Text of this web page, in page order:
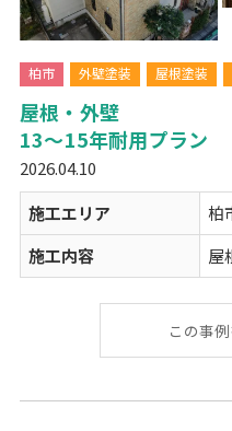
柏市 外壁塗装 屋根塗装
屋根・外壁
13～15年耐用プラン
2026.04.10
施工エリア
柏
施工内容
屋
この事